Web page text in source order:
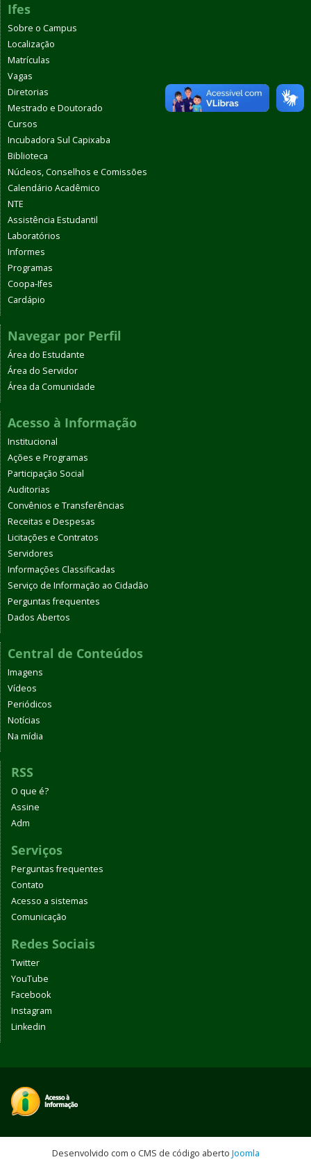
Ifes
Sobre o Campus
Localização
Matrículas
Vagas
Diretorias
Mestrado e Doutorado
Cursos
Incubadora Sul Capixaba
Biblioteca
Núcleos, Conselhos e Comissões
Calendário Acadêmico
NTE
Assistência Estudantil
Laboratórios
Informes
Programas
Coopa-Ifes
Cardápio
Navegar por Perfil
Área do Estudante
Área do Servidor
Área da Comunidade
Acesso à Informação
Institucional
Ações e Programas
Participação Social
Auditorias
Convênios e Transferências
Receitas e Despesas
Licitações e Contratos
Servidores
Informações Classificadas
Serviço de Informação ao Cidadão
Perguntas frequentes
Dados Abertos
Central de Conteúdos
Imagens
Vídeos
Periódicos
Notícias
Na mídia
RSS
O que é?
Assine
Adm
Serviços
Perguntas frequentes
Contato
Acesso a sistemas
Comunicação
Redes Sociais
Twitter
YouTube
Facebook
Instagram
Linkedin
Desenvolvido com o CMS de código aberto Joomla